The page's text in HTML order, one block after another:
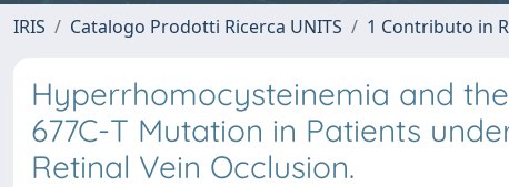
IRIS Catalogo Prodotti Ricerca UNITS 1 Contributo in
Hyperrhomocysteinemia and
677C-T Mutation in Patients
Retinal Vein Occlusion.